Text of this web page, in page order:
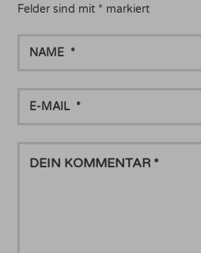
Felder sind mit * markiert
MAIL
KOMMENTAR